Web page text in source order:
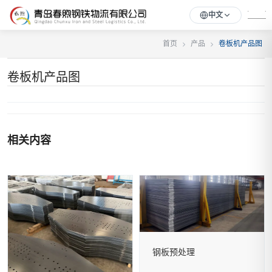
中文
首页 产品 卷板机产品图
卷板机产品图
相关内容
钢板预处理